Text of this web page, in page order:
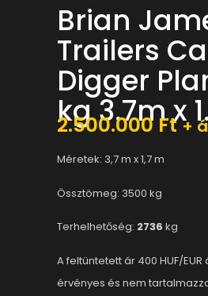
Brian
Trailers
Digger
kg 3.7m x
2.500.000 Ft +
Méretek: 3,7 m x 1,7 m
Össztömeg: 3500 kg
Terhelhetőség: 2736 kg
A feltüntetett ár 400 HUF/
érvényes és nem